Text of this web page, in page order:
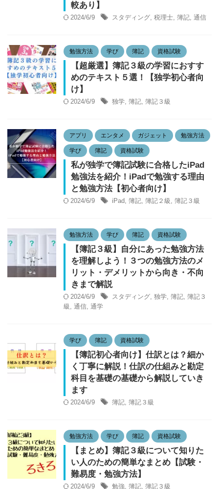
較あり】
2024/6/9 スタディング, 税理士, 簿記, 通信
勉強方法 学び 簿記 資格試験
【超厳選】簿記３級の学習におすす
めのテキスト５選！【独学初心者向
け】
2024/6/9 独学, 簿記, 簿記３級
アプリ エンタメ ガジェット 勉強方法
学び 簿記 資格試験
私が独学で簿記試験に合格したiPad
勉強法を紹介！iPadで勉強する理由
と勉強方法【初心者向け】
2024/6/9 iPad, 簿記, 簿記２級 , 簿記３級
勉強方法 学び 簿記 資格試験
【簿記３級】自分にあった勉強方法
を理解しよう！３つの勉強方法のメ
リット・デメリットから向き・不向
きまで解説
2024/6/9 スタディング, 独学, 簿記, 簿記３
級 , 通信, 通学
学び 簿記 資格試験
【簿記初心者向け】仕訳とは？細か
く丁寧に解説！仕訳の仕組みと勘定
科目を基礎の基礎から解説していき
ます
2024/6/9 簿記, 簿記３級
勉強方法 学び 簿記 資格試験
【まとめ】簿記３級について知りた
い人のための簡単なまとめ【試験・
難易度・勉強方法】
2024/6/9 勉強, 簿記, 簿記３級